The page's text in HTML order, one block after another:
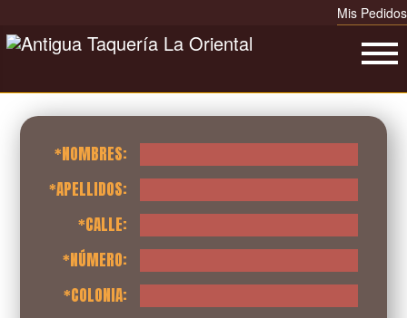
Mis Pedidos
Regístrate :
*NOMBRES:
*APELLIDOS:
*CALLE:
*NÚMERO:
*COLONIA: